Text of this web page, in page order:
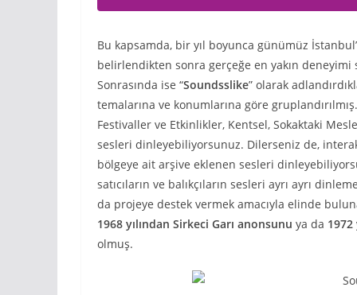
Bu kapsamda, bir yıl boyunca günümüz
belirlendikten sonra gerçeğe en yakın
Sonrasında ise “Soundsslike” olarak
temalarına ve konumlarına göre
Festivaller ve Etkinlikler, Kentsel, Sokaktaki
sesleri dinleyebiliyorsunuz. Dilerseniz de,
bölgeye ait arşive eklenen sesleri
satıcıların ve balıkçıların sesleri ayrı ayrı
da projeye destek vermek amacıyla elinde
1968 yılından Sirkeci Garı anonsunu ya da 1972
olmuş.